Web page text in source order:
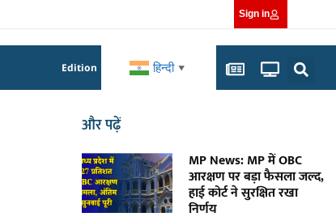
Sign in
Edition हिन्दी ▼
और पढ़ें
MP News: MP में OBC
आरक्षण पर बड़ा फैसला जल्द,
हाई कोर्ट ने सुरक्षित रखा
निर्णय